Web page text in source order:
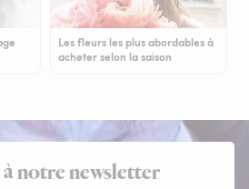
Les fleurs les plus abordables à
acheter selon la saison
notre newsletter